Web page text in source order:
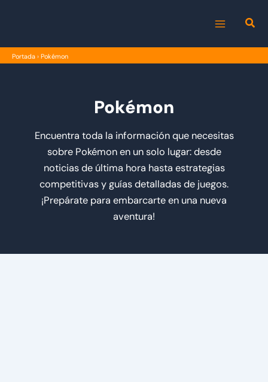
MENU
Portada › Pokémon
Pokémon
Encuentra toda la información que necesitas
sobre Pokémon en un solo lugar: desde
noticias de última hora hasta estrategias
competitivas y guías detalladas de juegos.
¡Prepárate para embarcarte en una nueva
aventura!